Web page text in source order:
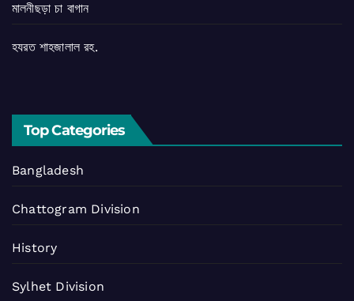
মালনীছড়া চা বাগান
হযরত শাহজালাল রহ.
Top Categories
Bangladesh
Chattogram Division
History
Sylhet Division